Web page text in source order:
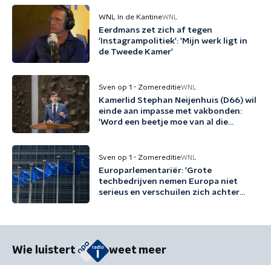
WNL In de KantineWNL
Eerdmans zet zich af tegen
'Instagrampolitiek': 'Mijn werk ligt in
de Tweede Kamer'
Sven op 1 - ZomereditieWNL
Kamerlid Stephan Neijenhuis (D66) wil
einde aan impasse met vakbonden:
'Word een beetje moe van al die
Sven op 1 - ZomereditieWNL
Europarlementariër: 'Grote
techbedrijven nemen Europa niet
serieus en verschuilen zich achter
Wie luistert weet meer